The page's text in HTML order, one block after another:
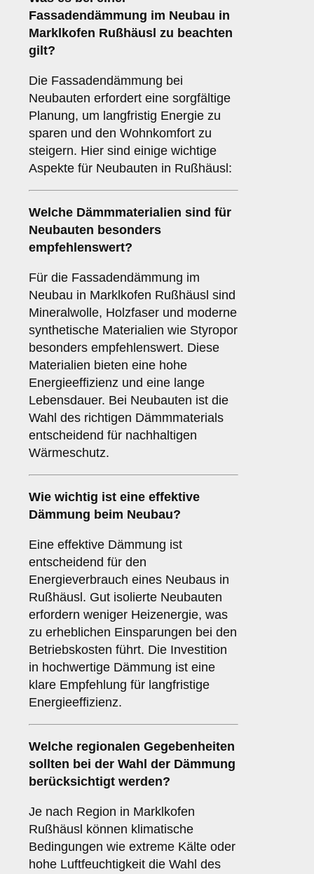
Fassadendämmung im Neubau in
Marklkofen Rußhäusl zu beachten
gilt?
Die Fassadendämmung bei
Neubauten erfordert eine sorgfältige
Planung, um langfristig Energie zu
sparen und den Wohnkomfort zu
steigern. Hier sind einige wichtige
Aspekte für Neubauten in Rußhäusl:
Welche Dämmmaterialien sind für
Neubauten besonders
empfehlenswert?
Für die Fassadendämmung im
Neubau in Marklkofen Rußhäusl sind
Mineralwolle, Holzfaser und moderne
synthetische Materialien wie Styropor
besonders empfehlenswert. Diese
Materialien bieten eine hohe
Energieeffizienz und eine lange
Lebensdauer. Bei Neubauten ist die
Wahl des richtigen Dämmmaterials
entscheidend für nachhaltigen
Wärmeschutz.
Wie wichtig ist eine effektive
Dämmung beim Neubau?
Eine effektive Dämmung ist
entscheidend für den
Energieverbrauch eines Neubaus in
Rußhäusl. Gut isolierte Neubauten
erfordern weniger Heizenergie, was
zu erheblichen Einsparungen bei den
Betriebskosten führt. Die Investition
in hochwertige Dämmung ist eine
klare Empfehlung für langfristige
Energieeffizienz.
Welche regionalen Gegebenheiten
sollten bei der Wahl der Dämmung
berücksichtigt werden?
Je nach Region in Marklkofen
Rußhäusl können klimatische
Bedingungen wie extreme Kälte oder
hohe Luftfeuchtigkeit die Wahl des